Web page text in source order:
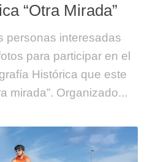
“Otra Mirada”
personas interesadas
para participar en el
Histórica que este
mirada”. Organizado...